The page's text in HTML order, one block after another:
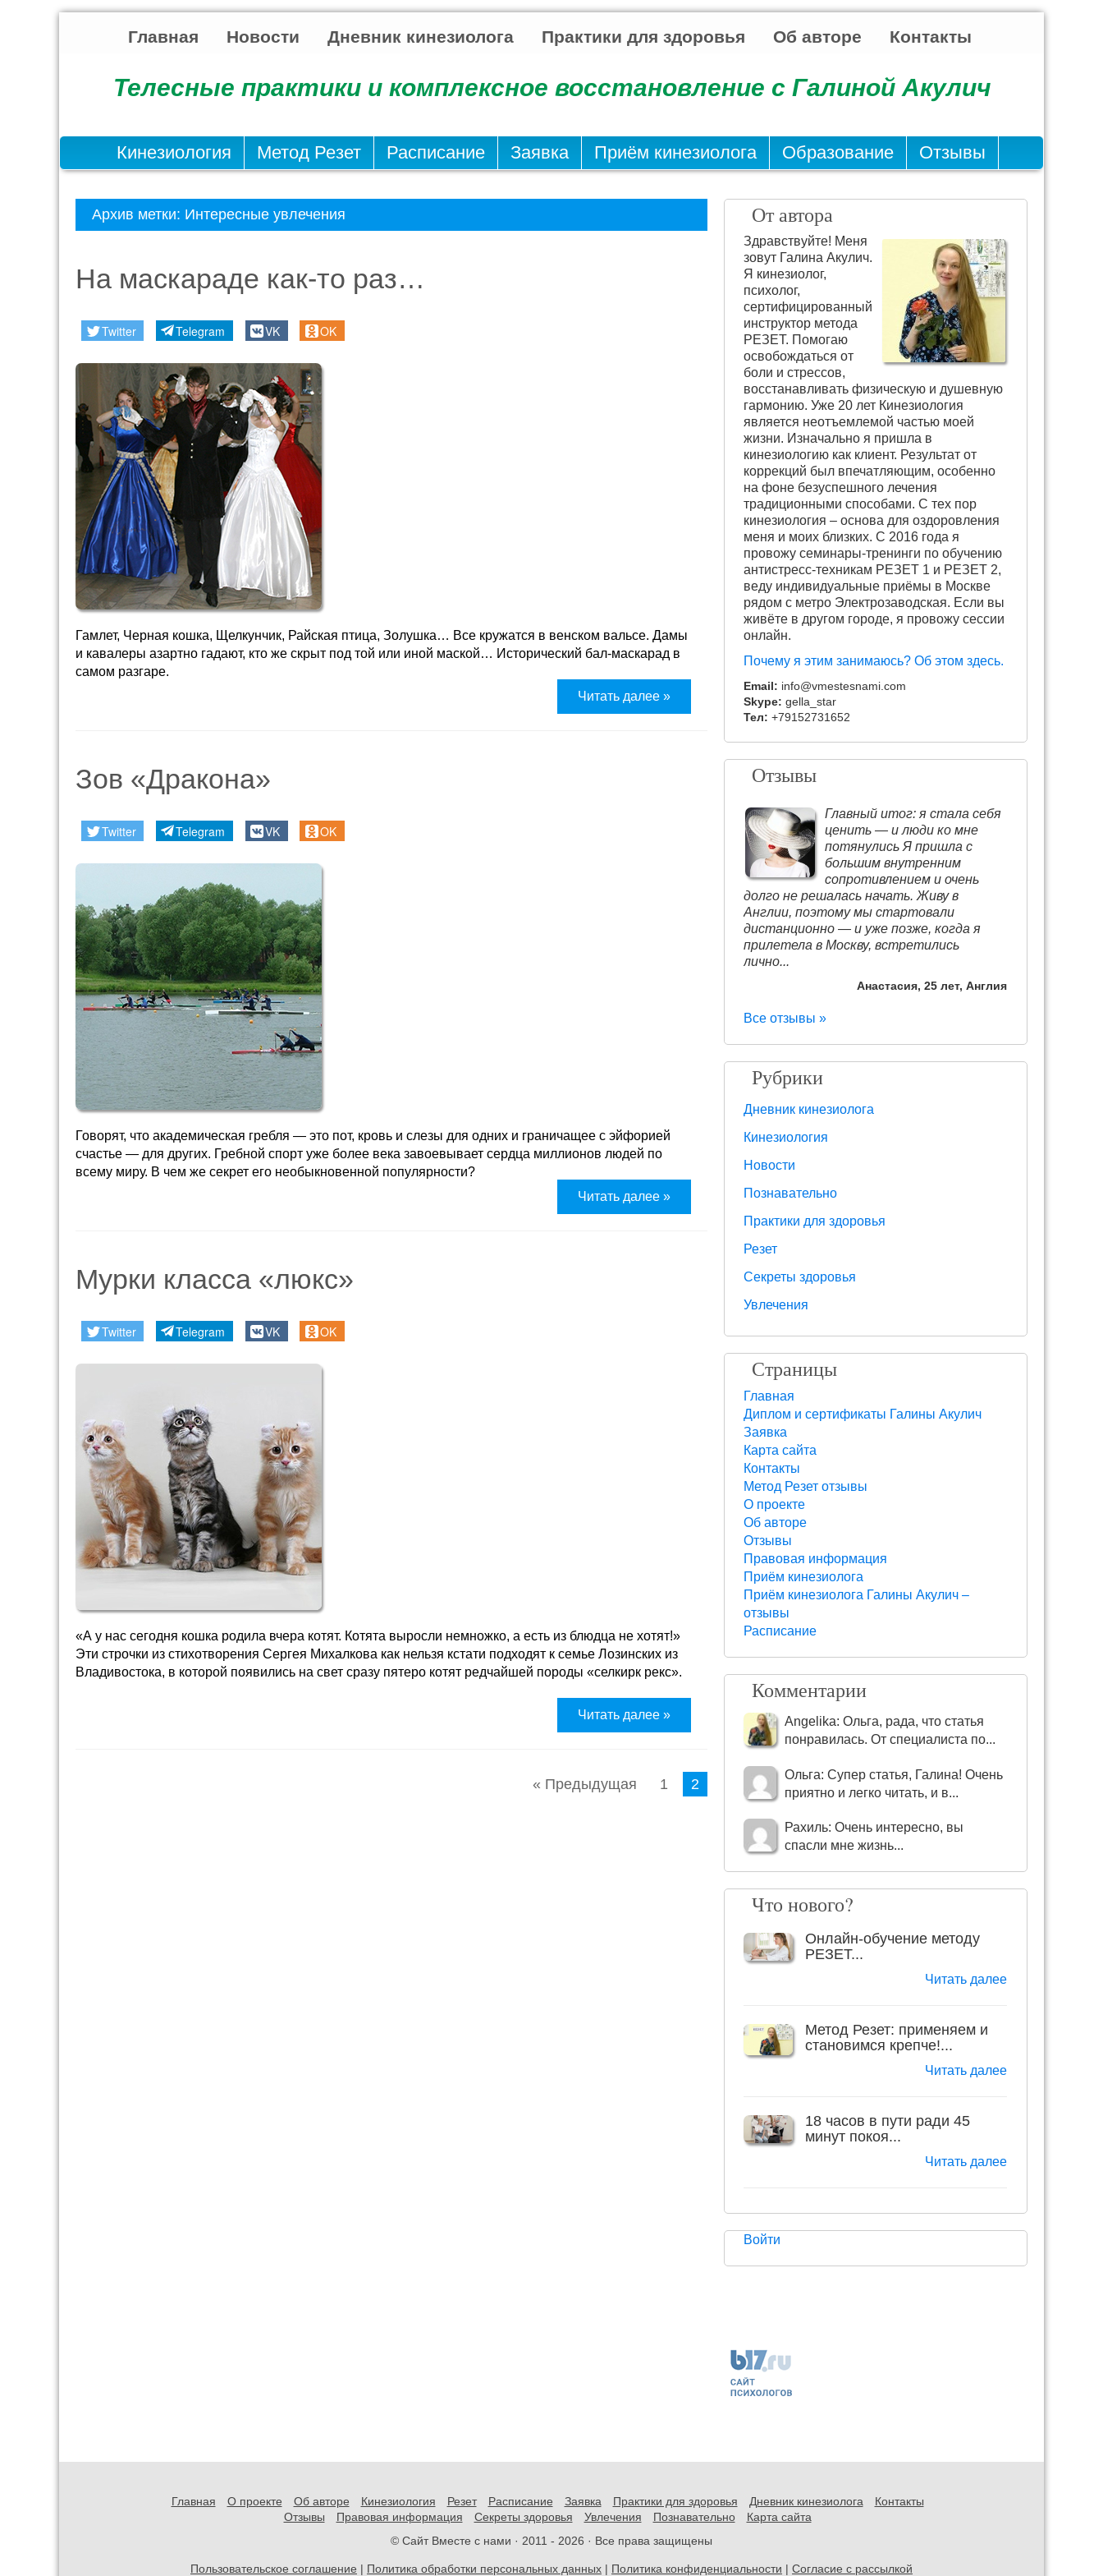
Главная Новости Дневник кинезиолога Практики для здоровья Об авторе Контакты
Телесные практики и комплексное восстановление с Галиной Акулич
Кинезиология Метод Резет Расписание Заявка Приём кинезиолога Образование Отзывы
Архив метки: Интересные увлечения
На маскараде как-то раз…
Twitter Telegram VK OK
Гамлет, Черная кошка, Щелкунчик, Райская птица, Золушка… Все кружатся в венском вальсе. Дамы
и кавалеры азартно гадают, кто же скрыт под той или иной маской… Исторический бал-маскарад в
самом разгаре.
Читать далее »
Зов «Дракона»
Twitter Telegram VK OK
Говорят, что академическая гребля — это пот, кровь и слезы для одних и граничащее с эйфорией
счастье — для других. Гребной спорт уже более века завоевывает сердца миллионов людей по
всему миру. В чем же секрет его необыкновенной популярности?
Читать далее »
Мурки класса «люкс»
Twitter Telegram VK OK
«А у нас сегодня кошка родила вчера котят. Котята выросли немножко, а есть из блюдца не хотят!»
Эти строчки из стихотворения Сергея Михалкова как нельзя кстати подходят к семье Лозинских из
Владивостока, в которой появились на свет сразу пятеро котят редчайшей породы «селкирк рекс».
Читать далее »
« Предыдущая 1 2
От автора
Здравствуйте! Меня
зовут Галина Акулич.
Я кинезиолог,
психолог,
сертифицированный
инструктор метода
РЕЗЕТ. Помогаю
освобождаться от
боли и стрессов,
восстанавливать физическую и душевную
гармонию. Уже 20 лет Кинезиология
является неотъемлемой частью моей
жизни. Изначально я пришла в
кинезиологию как клиент. Результат от
коррекций был впечатляющим, особенно
на фоне безуспешного лечения
традиционными способами. С тех пор
кинезиология – основа для оздоровления
меня и моих близких. С 2016 года я
провожу семинары-тренинги по обучению
антистресс-техникам РЕЗЕТ 1 и РЕЗЕТ 2,
веду индивидуальные приёмы в Москве
рядом с метро Электрозаводская. Если вы
живёте в другом городе, я провожу сессии
онлайн.
Почему я этим занимаюсь? Об этом здесь.
Email: info@vmestesnami.com
Skype: gella_star
Тел: +79152731652
Отзывы
Главный итог: я стала себя
ценить — и люди ко мне
потянулись Я пришла с
большим внутренним
сопротивлением и очень
долго не решалась начать. Живу в
Англии, поэтому мы стартовали
дистанционно — и уже позже, когда я
прилетела в Москву, встретились
лично...
Анастасия, 25 лет, Англия
Все отзывы »
Рубрики
Дневник кинезиолога
Кинезиология
Новости
Познавательно
Практики для здоровья
Резет
Секреты здоровья
Увлечения
Страницы
Главная
Диплом и сертификаты Галины Акулич
Заявка
Карта сайта
Контакты
Метод Резет отзывы
О проекте
Об авторе
Отзывы
Правовая информация
Приём кинезиолога
Приём кинезиолога Галины Акулич –
отзывы
Расписание
Комментарии
Angelika: Ольга, рада, что статья
понравилась. От специалиста по...
Ольга: Супер статья, Галина! Очень
приятно и легко читать, и в...
Рахиль: Очень интересно, вы
спасли мне жизнь...
Что нового?
Онлайн-обучение методу
РЕЗЕТ...
Читать далее
Метод Резет: применяем и
становимся крепче!...
Читать далее
18 часов в пути ради 45
минут покоя...
Читать далее
Войти
Главная О проекте Об авторе Кинезиология Резет Расписание Заявка Практики для здоровья Дневник кинезиолога
Контакты
Отзывы
Правовая информация Секреты здоровья Увлечения Познавательно
Карта сайта
© Сайт Вместе с нами · 2011 - 2026 · Все права защищены
Пользовательское соглашение | Политика обработки персональных данных | Политика конфиденциальности | Согласие с рассылкой